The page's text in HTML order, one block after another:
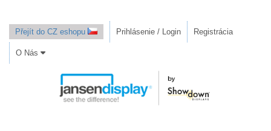
Přejít do CZ eshopu Prihlásenie / Login Registrácia
O Nás